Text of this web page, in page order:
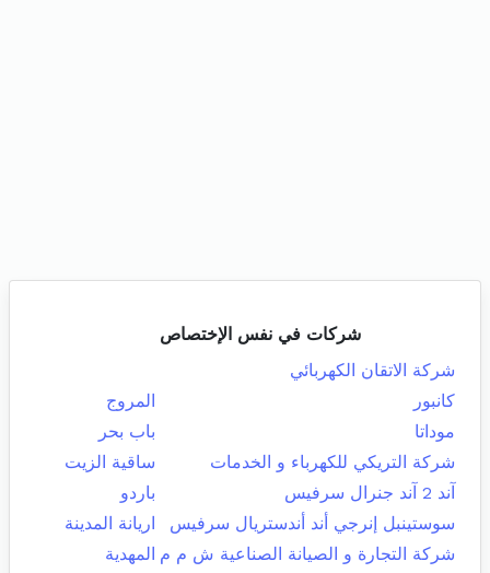
شركات في نفس الإختصاص
شركة الاتقان الكهربائي
كانبور
المروج
موداتا
باب بحر
شركة التريكي للكهرباء و الخدمات
ساقية الزيت
آند 2 آند جنرال سرفيس
باردو
سوستينبل إنرجي أند أندستريال سرفيس
اريانة المدينة
شركة التجارة و الصيانة الصناعية ش م م المهدية